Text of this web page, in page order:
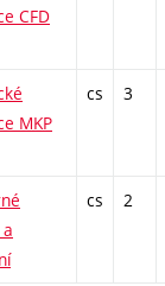
CFD
MKP
cs 3
cs 2